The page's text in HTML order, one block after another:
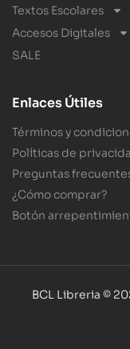
Textos Escolares
Accesos Digitales
SALE
Enlaces Útiles
Términos y
Políticas de
Preguntas
¿Cómo comprar?
Botón
BCL Libreria ©